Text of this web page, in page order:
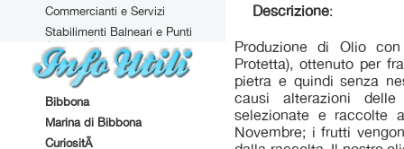
Commercianti e Servizi
Stabilimenti Balneari e Punti
Attrezzati
Bibbona
Marina di Bibbona
CuriositÃ
Descrizione:
Produzione di Olio
Protetta), ottenuto per
pietra e quindi senza
causi alterazioni
selezionate e raccolte
Novembre; i frutti